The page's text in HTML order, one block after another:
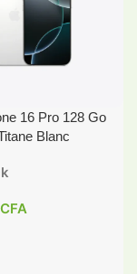
16 Pro 128 Go
Blanc
CFA